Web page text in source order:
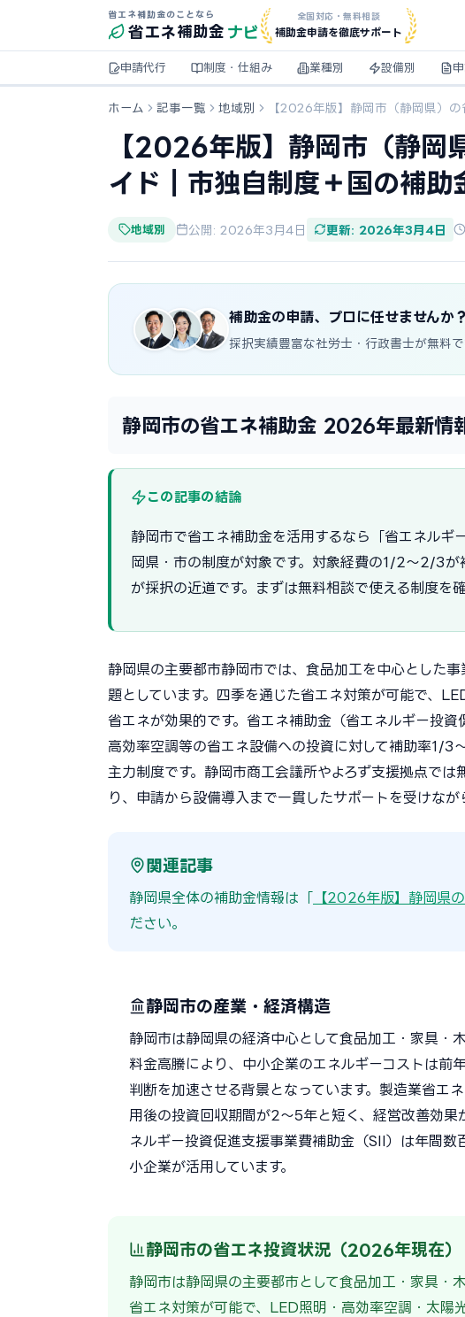
省エネ補助金のことなら
省エネ補助金 ナビ
全国対応・無料相談
補助金申請を徹底サポート
申請代行 制度・仕組み 業種別 設備別
ホーム 記事一覧 地域別 【2026年版】静岡市（静岡県）
【2026年版】静岡市（静岡
イド｜市独自制度＋国の補助
地域別 公開: 2026年3月4日 更新: 2026年3月4日
補助金の申請、プロに任せませんか？
採択実績豊富な社労士・行政書士が無料
静岡市の省エネ補助金 2026年最新情
この記事の結論
静岡市で省エネ補助金を活用するなら「省エネル
岡県・市の制度が対象です。対象経費の1/2〜2/3
が採択の近道です。まずは無料相談で使える制度を
静岡県の主要都市静岡市では、食品加工を中心とした
題としています。四季を通じた省エネ対策が可能で、
省エネが効果的です。省エネ補助金（省エネルギー投
高効率空調等の省エネ設備への投資に対して補助率1/
主力制度です。静岡市商工会議所やよろず支援拠点で
り、申請から設備導入まで一貫したサポートを受けなが
関連記事
静岡県全体の補助金情報は「 【2026年版】静岡県
ださい。
静岡市の産業・経済構造
静岡市は静岡県の経済中心として食品加工・家具・
料金高騰により、中小企業のエネルギーコストは
判断を加速させる背景となっています。製造業省エ
用後の投資回収期間が2〜5年と短く、経営改善効果
ネルギー投資促進支援事業費補助金（SII）は年間
小企業が活用しています。
静岡市の省エネ投資状況（2026年現在）
静岡市は静岡県の主要都市として食品加工・家具・
省エネ対策が可能で、LED照明・高効率空調・太陽